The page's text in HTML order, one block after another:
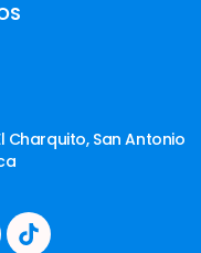
Charquito, San Antonio